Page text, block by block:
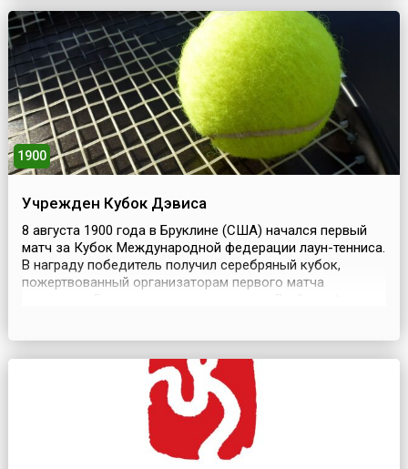
холодильная машина помещалась в кухонном...
1900
Учрежден Кубок Дэвиса
8 августа 1900 года в Бруклине (США) начался первый
матч за Кубок Международной федерации лаун-тенниса.
В награду победитель получил серебряный кубок,
пожертвованный организаторам первого матча